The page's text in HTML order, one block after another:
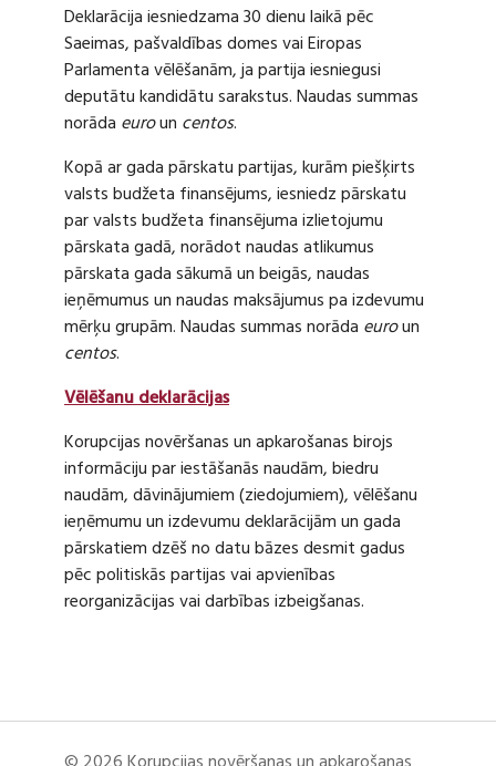
Deklarācija iesniedzama 30 dienu laikā pēc
Saeimas, pašvaldības domes vai Eiropas
Parlamenta vēlēšanām, ja partija iesniegusi
deputātu kandidātu sarakstus. Naudas summas
norāda euroun centos.
Kopā ar gada pārskatu partijas, kurām piešķirts
valsts budžeta finansējums, iesniedz pārskatu
par valsts budžeta finansējuma izlietojumu
pārskata gadā, norādot naudas atlikumus
pārskata gada sākumā un beigās, naudas
ieņēmumus un naudas maksājumus pa izdevumu
mērķu grupām. Naudas summas norāda euroun
centos.
Vēlēšanu deklarācijas
Korupcijas novēršanas un apkarošanas birojs
informāciju par iestāšanās naudām, biedru
naudām, dāvinājumiem (ziedojumiem), vēlēšanu
ieņēmumu un izdevumu deklarācijām un gada
pārskatiem dzēš no datu bāzes desmit gadus
pēc politiskās partijas vai apvienības
reorganizācijas vai darbības izbeigšanas.